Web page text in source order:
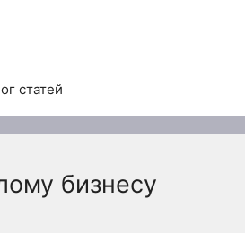
статей
бизнесу